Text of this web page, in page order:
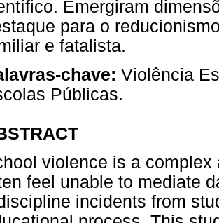
Emergiram
para o
e fatalista.
chave: Violência
Públicas.
violence is a complex
feel unable to mediate
incidents from